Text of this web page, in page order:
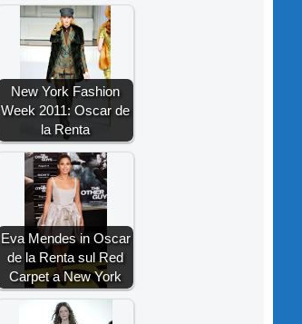
New York Fashion
Week 2011: Oscar de
la Renta
Eva Mendes in Oscar
de la Renta sul Red
Carpet a New York